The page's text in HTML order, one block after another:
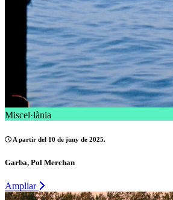
Miscel·lània
A partir del 10 de juny de 2025.
Garba, Pol Merchan
Ampliar